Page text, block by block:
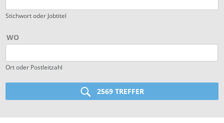
Stichwort oder Jobtitel
WO
Ort oder Postleitzahl
2569 TREFFER